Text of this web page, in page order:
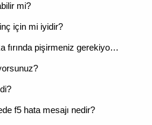
mi?
için mi iyidir?
fırında pişirmeniz gerekiyo…
f5 hata mesajı nedir?